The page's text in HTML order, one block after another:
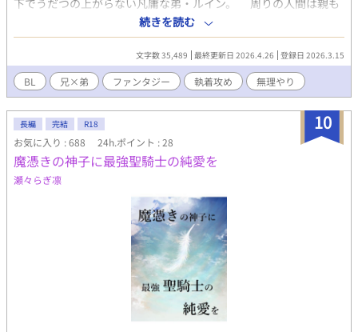
載しています
下でうだつの上がらない凡庸な弟・ルイン。 周りの人間は親も
含めてみんな兄の方に首ったけで、弟には見向きもしない。あん
な完璧な兄さえいなければ、俺だってもっと愛されていたはずな
のに。俺が享受するはずだった愛を、幸せを、兄は根こそぎ持っ
ていってしまった。 心の中で膨れ上がっていく嫉妬と劣等感は
着実に弟の性根を歪め、遂に弟は兄を罠に嵌め、家から追放する
計画を打ち立ててしまう。 無事に兄を家から追い出せたのはい
いものの、多岐にわたる貴族の職務や全然うまくいかない人間関
係に精神的に限界ギリギリ、想像とは全く違った兄のいない生活
に苦しんでいたある時。追放して今頃みじめな生活を送っている
はずの兄ライトが長年封印されていた聖剣を引き抜き、各所で無
双しまくっているとの噂を聞き…？ ※受けが女の子と喋る描写が
ありますが、身体接触は一切ありません。 ※物語上女の子もまぁ
まぁ喋りますが、受けにも攻めにも一切恋愛的な感情は持ってい
ません。 pixiv掲載済。エピローグいつか載せるかも。
続きを読む
文字数 35,489 最終更新日 2026.4.26 登録日 2026.3.15
BL 兄×弟 ファンタジー 執着攻め 無理やり
10
長編 完結 R18
お気に入り : 688 24h.ポイント : 28
魔憑きの神子に最強聖騎士の純愛を
瀬々らぎ凛